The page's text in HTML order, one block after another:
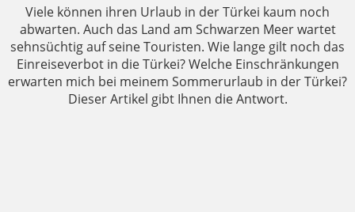
Viele können ihren Urlaub in der Türkei kaum noch
abwarten. Auch das Land am Schwarzen Meer wartet
sehnsüchtig auf seine Touristen. Wie lange gilt noch das
Einreiseverbot in die Türkei? Welche Einschränkungen
erwarten mich bei meinem Sommerurlaub in der Türkei?
Dieser Artikel gibt Ihnen die Antwort.